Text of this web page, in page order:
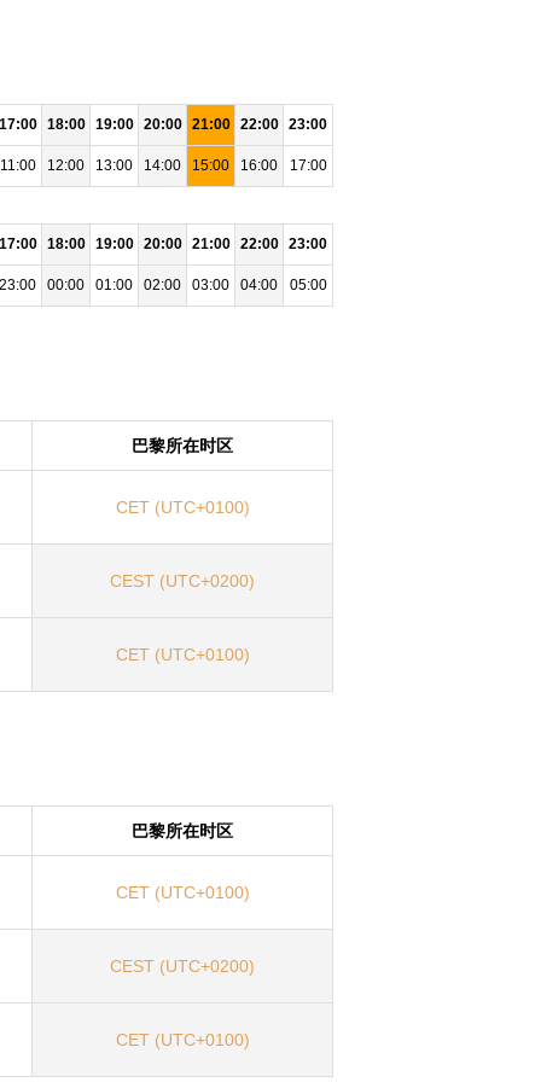
18:00 19:00 20:00 21:00 22:00 23:00
11:00 12:00 13:00 14:00 15:00 16:00 17:00
18:00 19:00 20:00 21:00 22:00 23:00
23:00 00:00 01:00 02:00 03:00 04:00 05:00
巴黎所在时区
CET (UTC+0100)
CEST (UTC+0200)
CET (UTC+0100)
巴黎所在时区
CET (UTC+0100)
CEST (UTC+0200)
CET (UTC+0100)